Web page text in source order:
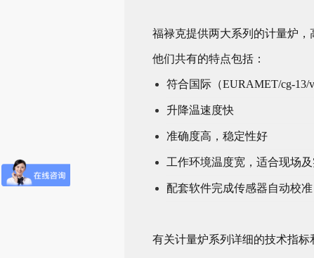
福禄克提供两大系列的计量炉，
他们共有的特点包括：
符合国际（EURAMET/cg-13/
升降温速度快
准确度高，稳定性好
工作环境温度宽，适合现场
配套软件完成传感器自动校准
有关计量炉系列详细的技术指标